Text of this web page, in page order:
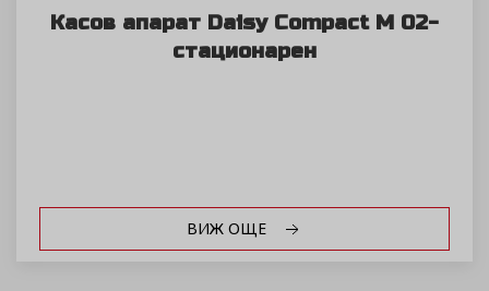
Касов апарат Daisy Compact M 02-
стационарен
ВИЖ ОЩЕ